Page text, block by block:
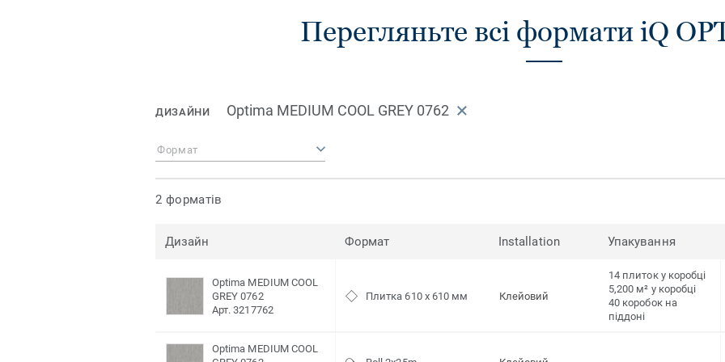
після використання) за допомогою
ReStart®.
Перегляньте всі формати iQ
ДИЗАЙНИ Optima MEDIUM COOL GREY 0762
Формат
2 форматів
Дизайн Формат Installation Упакування
Optima MEDIUM COOL
GREY 0762
Арт. 3217762
Плитка 610 x 610 мм Клейовий
14 плиток у коробці
5,200 м² у коробці
40 коробок на
піддоні
Optima MEDIUM COOL